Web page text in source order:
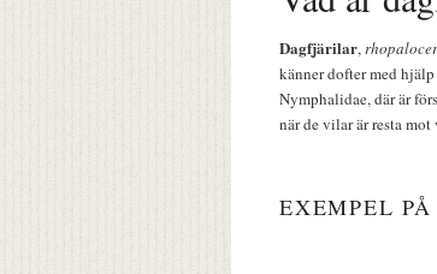
Dagfjärilar,
känner dofter med
Nymphalidae, där är
när de vilar är resta
EXEMPEL